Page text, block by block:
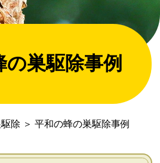
巣駆除ご依頼の流れ
エリア一覧
の巣駆除事例
除 ＞ 平和の蜂の巣駆除事例